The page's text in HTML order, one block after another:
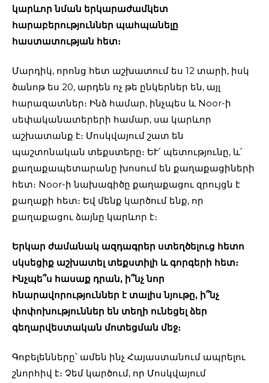
կարևոր նման երկարաժամկետ
հարաբերություններ պահպանելը
հաստատության հետ։
Մարդիկ, որոնց հետ աշխատում ես 12 տարի, իսկ
ծանոթ ես 20, արդեն ոչ թե ընկերներ են, այլ
հարազատներ։ Ինձ համար, ինչպես և Noor-ի
սեփականատերերի համար, սա կարևոր
աշխատանք է։ Մոսկվայում շատ են
պաշտոնական տեքստերը։ ԵՒ՛ պետությունը, և՛
քաղաքապետարանը խոսում են քաղաքացիների
հետ։ Noor-ի նախագիծը քաղաքացու զրույցն է
քաղաքի հետ։ Եվ մենք կարծում ենք, որ
քաղաքացու ձայնը կարևոր է։
Երկար ժամանակ ազդագրեր ստեղծելուց հետո
սկսեցիք աշխատել տեքստիլի և գորգերի հետ։
Ինչպե՞ս հասաք դրան, ի՞նչ նոր
հնարավորություններ է տալիս նյութը, ի՞նչ
փոփոխություններ են տեղի ունեցել ձեր
գեղարվեստական մոտեցման մեջ։
Գոբելենները՝ ամեն ինչ Հայաստանում ապրելու
շնորհիվ է։ Չեմ կարծում, որ Մոսկվայում